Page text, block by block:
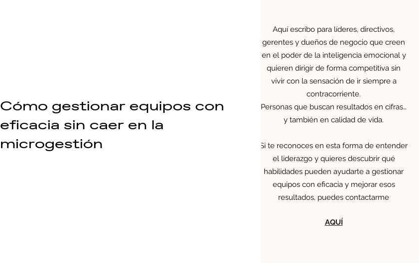
Aquí escribo para líderes, directivos,
gerentes y dueños de negocio que creen
en el poder de la inteligencia emocional y
quieren dirigir de forma competitiva sin
vivir con la sensación de ir siempre a
contracorriente.
Personas que buscan resultados en cifras…
y también en calidad de vida.
Si te reconoces en esta forma de entender
el liderazgo y quieres descubrir qué
habilidades pueden ayudarte a gestionar
equipos con eficacia y mejorar esos
resultados, puedes contactarme
AQUÍ
Cómo gestionar equipos con
eficacia sin caer en la
microgestión